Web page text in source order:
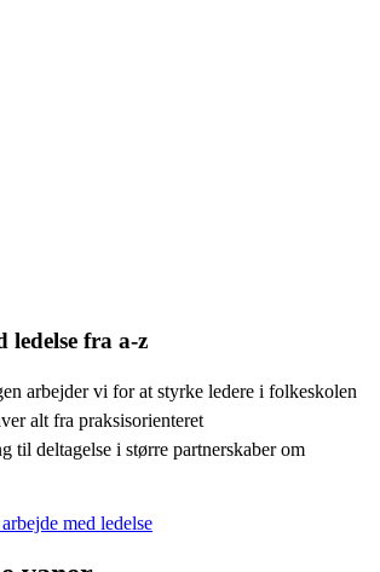
ledelse fra a-z
arbejder vi for at styrke ledere i folkeskolen
alt fra praksisorienteret
til deltagelse i større partnerskaber om
med ledelse